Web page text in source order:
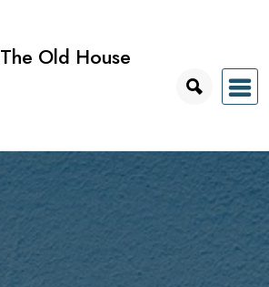
The Old House